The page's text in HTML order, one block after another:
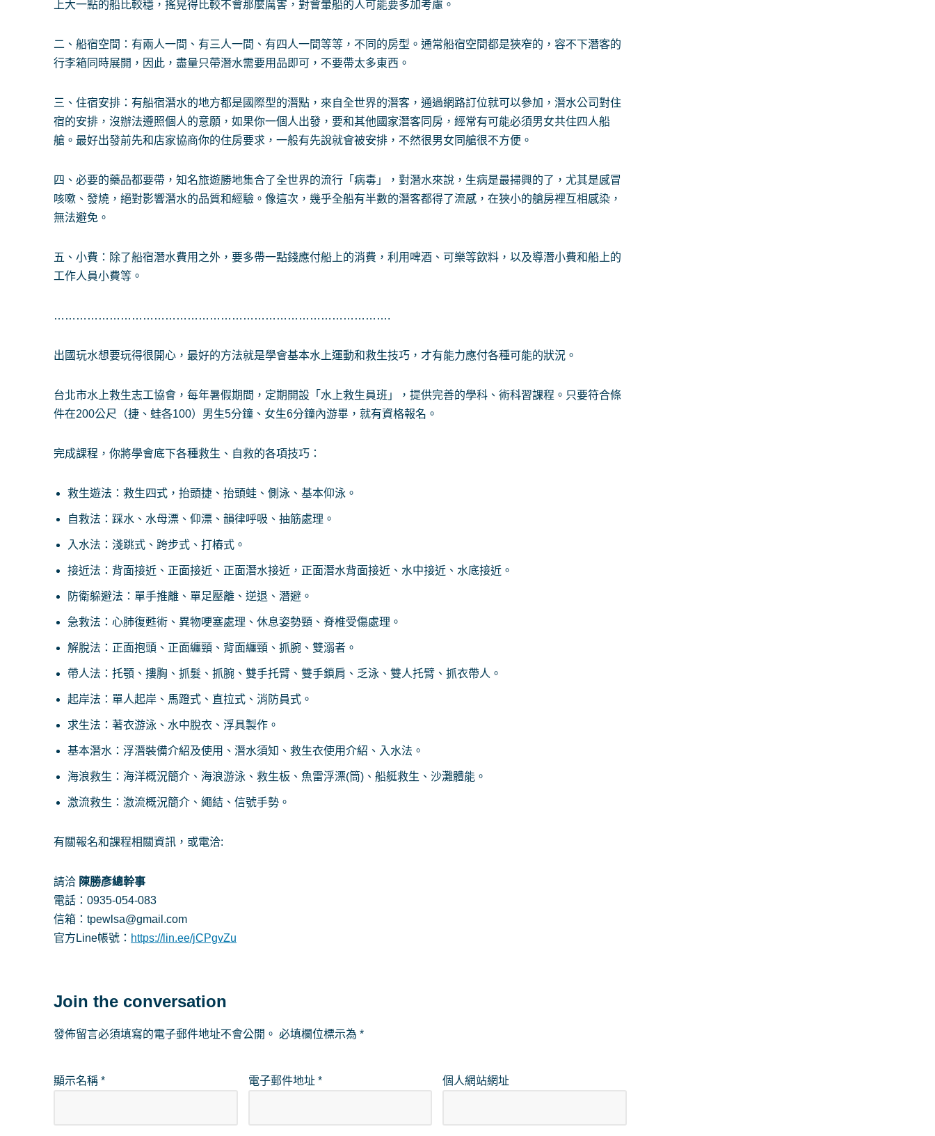
上大一點的船比較穩，搖晃得比較不會那麼厲害，對會暈船的人可能要多加考慮。
二、船宿空間：有兩人一間、有三人一間、有四人一間等等，不同的房型。通常船宿空間都是狹窄的，容不下潛客的
行李箱同時展開，因此，盡量只帶潛水需要用品即可，不要帶太多東西。
三、住宿安排：有船宿潛水的地方都是國際型的潛點，來自全世界的潛客，通過網路訂位就可以參加，潛水公司對住
宿的安排，沒辦法遵照個人的意願，如果你一個人出發，要和其他國家潛客同房，經常有可能必須男女共住四人船
艙。最好出發前先和店家協商你的住房要求，一般有先說就會被安排，不然很男女同艙很不方便。
四、必要的藥品都要帶，知名旅遊勝地集合了全世界的流行「病毒」，對潛水來說，生病是最掃興的了，尤其是感冒
咳嗽、發燒，絕對影響潛水的品質和經驗。像這次，幾乎全船有半數的潛客都得了流感，在狹小的艙房裡互相感染，
無法避免。
五、小費：除了船宿潛水費用之外，要多帶一點錢應付船上的消費，利用啤酒、可樂等飲料，以及導潛小費和船上的
工作人員小費等。
……………………………………………………………………………….
出國玩水想要玩得很開心，最好的方法就是學會基本水上運動和救生技巧，才有能力應付各種可能的狀況。
台北市水上救生志工協會，每年暑假期間，定期開設「水上救生員班」，提供完善的學科、術科習課程。只要符合條
件在200公尺（捷、蛙各100）男生5分鐘、女生6分鐘內游畢，就有資格報名。
完成課程，你將學會底下各種救生、自救的各項技巧：
救生遊法：救生四式，抬頭捷、抬頭蛙、側泳、基本仰泳。
自救法：踩水、水母漂、仰漂、韻律呼吸、抽筋處理。
入水法：淺跳式、跨步式、打樁式。
接近法：背面接近、正面接近、正面潛水接近，正面潛水背面接近、水中接近、水底接近。
防衛躲避法：單手推離、單足壓離、逆退、潛避。
急救法：心肺復甦術、異物哽塞處理、休息姿勢頸、脊椎受傷處理。
解脫法：正面抱頭、正面纏頸、背面纏頸、抓腕、雙溺者。
帶人法：托顎、摟胸、抓髮、抓腕、雙手托臂、雙手鎖肩、乏泳、雙人托臂、抓衣帶人。
起岸法：單人起岸、馬蹬式、直拉式、消防員式。
求生法：著衣游泳、水中脫衣、浮具製作。
基本潛水：浮潛裝備介紹及使用、潛水須知、救生衣使用介紹、入水法。
海浪救生：海洋概況簡介、海浪游泳、救生板、魚雷浮漂(筒)、船艇救生、沙灘體能。
激流救生：激流概況簡介、繩結、信號手勢。
有關報名和課程相關資訊，或電洽:
請洽 陳勝彥總幹事
電話：0935-054-083
信箱：tpewlsa@gmail.com
官方Line帳號： https://lin.ee/jCPgvZu
Join the conversation
發佈留言必須填寫的電子郵件地址不會公開。 必填欄位標示為 *
顯示名稱 * 電子郵件地址 * 個人網站網址